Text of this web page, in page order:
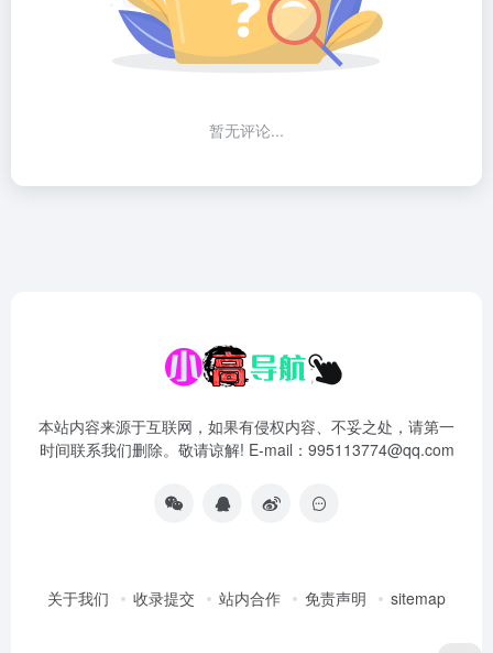
暂无评论...
本站内容来源于互联网，如果有侵权内容、不妥之处，请第一
时间联系我们删除。敬请谅解! E-mail：995113774@qq.com
关于我们 收录提交 站内合作 免责声明 sitemap